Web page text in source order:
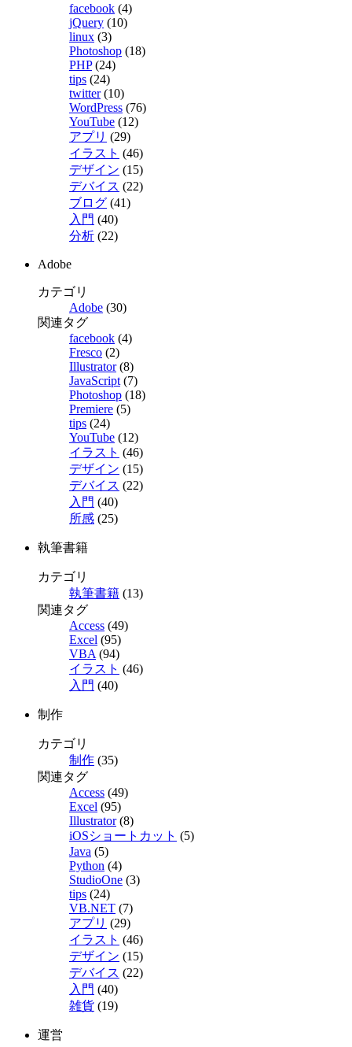
facebook (4)
jQuery (10)
linux (3)
Photoshop (18)
PHP(24)
tips (24)
twitter(10)
WordPress (76)
YouTube (12)
アプリ (29)
イラスト (46)
デザイン (15)
デバイス (22)
ブログ (41)
入門 (40)
分析 (22)
Adobe
カテゴリ
Adobe (30)
関連タグ
facebook (4)
Fresco (2)
Illustrator(8)
JavaScript (7)
Photoshop (18)
Premiere (5)
tips (24)
YouTube (12)
イラスト (46)
デザイン (15)
デバイス (22)
入門 (40)
所感 (25)
執筆書籍
カテゴリ
執筆書籍 (13)
関連タグ
Access (49)
Excel (95)
VBA (94)
イラスト (46)
入門 (40)
制作
カテゴリ
制作 (35)
関連タグ
Access (49)
Excel (95)
Illustrator(8)
iOSショートカット (5)
Java (5)
Python (4)
StudioOne (3)
tips (24)
VB.NET (7)
アプリ (29)
イラスト (46)
デザイン (15)
デバイス (22)
入門 (40)
雑貨 (19)
運営